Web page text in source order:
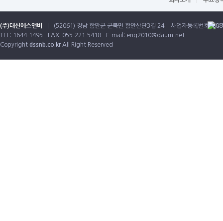
(주)대신에스앤비 (52061) 경남 함안군 군북면 함안산단3길 24
사업자등록번호:
TEL: 1644-1495
FAX: 055-221-5418 E-mail: eng2010@daum.net
Copyright dssnb.co.kr All Right Reserved